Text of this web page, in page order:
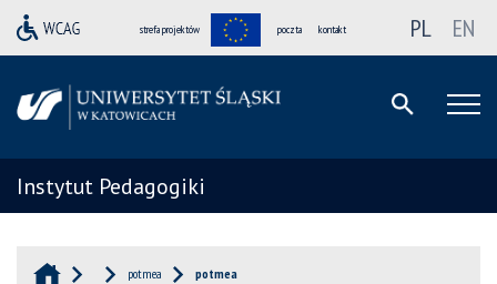
strefa projektów poczta kontakt PL EN
Instytut Pedagogiki
potmea potmea